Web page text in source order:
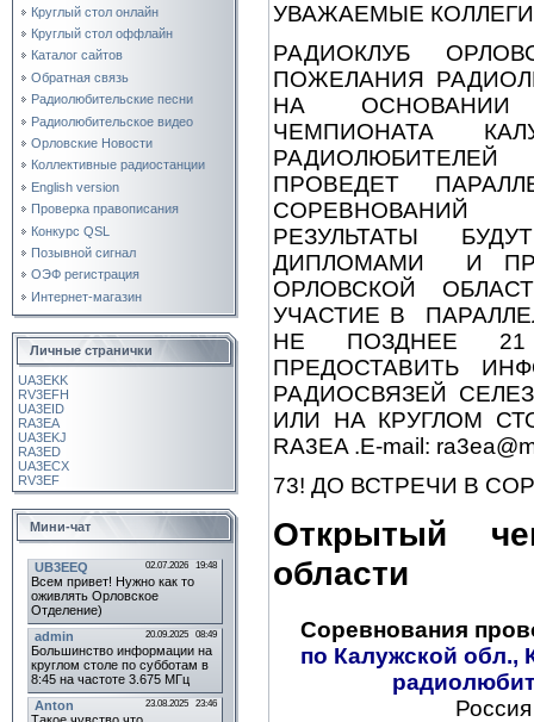
Круглый стол онлайн
Круглый стол оффлайн
Каталог сайтов
Обратная связь
Радиолюбительские песни
Радиолюбительское видео
Орловские Новости
Коллективные радиостанции
English version
Проверка правописания
Конкурс QSL
Позывной сигнал
ОЭФ регистрация
Интернет-магазин
Личные странички
UA3EKK
RV3EFH
UA3EID
RA3EA
UA3EKJ
RA3ED
UA3ECX
RV3EF
Мини-чат
УВАЖАЕМЫЕ
РАДИОКЛУБ
ПОЖЕЛАНИЯ
НА ОСНОВАНИИ
ЧЕМПИОНАТА
ПРОВЕДЕТ
РЕЗУЛЬТАТЫ
ДИПЛОМАМИ И
ОРЛОВСКОЙ
УЧАСТИЕ В
НЕ ПОЗДНЕЕ
ПРЕДОСТАВИТЬ
РАДИОСВЯЗЕЙ
ИЛИ НА КРУГЛОМ
RA3EA .E-mail:
73! ДО ВСТРЕЧИ В
Открытый
области
Соревнования
по Калужской
Россия